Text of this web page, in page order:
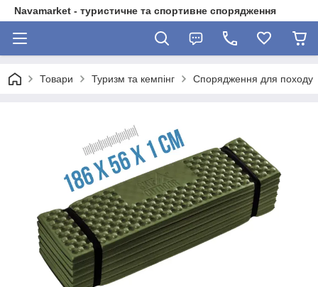
Navamarket - туристичне та спортивне спорядження
Товари Туризм та кемпінг Спорядження для походу